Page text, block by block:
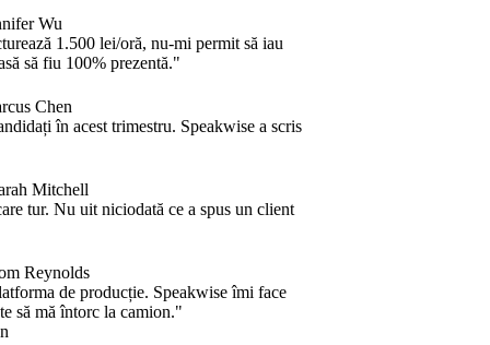
Wu
1.500 lei/oră, nu-mi permit să iau
să fiu 100% prezentă."
Chen
în acest trimestru. Speakwise a scris
Mitchell
tur. Nu uit niciodată ce a spus un client
Reynolds
de producție. Speakwise îmi face
mă întorc la camion."